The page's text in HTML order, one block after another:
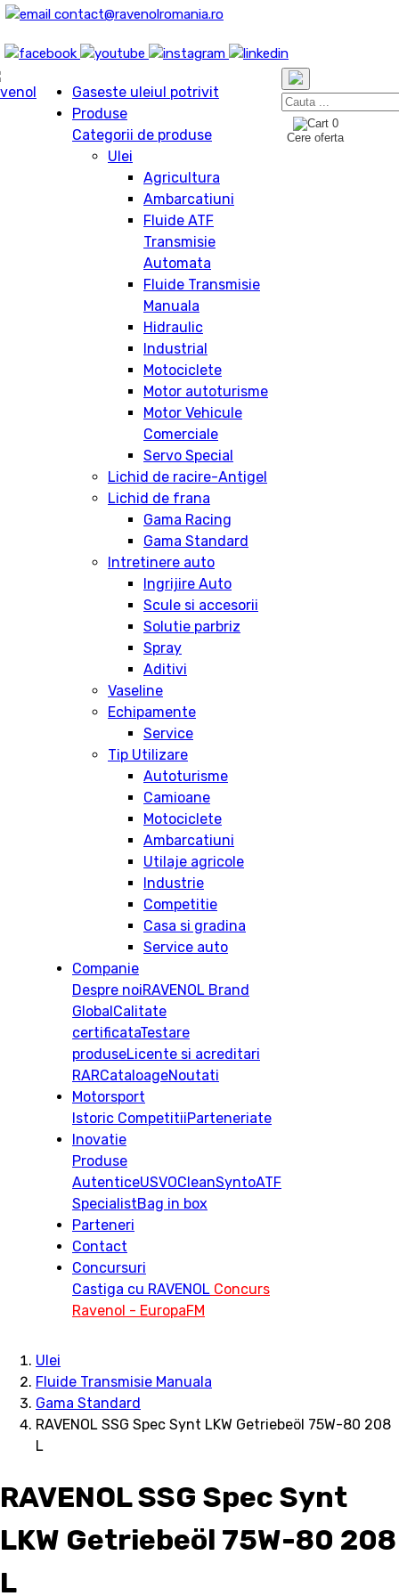
contact@ravenolromania.ro
Gaseste uleiul potrivit
Produse
Categorii de produse
Ulei
Agricultura
Ambarcatiuni
Fluide ATF
Transmisie
Automata
Fluide Transmisie
Manuala
Hidraulic
Industrial
Motociclete
Motor autoturisme
Motor Vehicule
Comerciale
Servo Special
Lichid de racire-Antigel
Lichid de frana
Gama Racing
Gama Standard
Intretinere auto
Ingrijire Auto
Scule si accesorii
Solutie parbriz
Spray
Aditivi
Vaseline
Echipamente
Service
Tip Utilizare
Autoturisme
Camioane
Motociclete
Ambarcatiuni
Utilaje agricole
Industrie
Competitie
Casa si gradina
Service auto
Companie
Despre noiRAVENOL Brand
GlobalCalitate
certificataTestare
produseLicente si acreditari
RARCataloageNoutati
Motorsport
Istoric CompetitiiParteneriate
Inovatie
Produse
AutenticeUSVOCleanSyntoATF
SpecialistBag in box
Parteneri
Contact
Concursuri
Castiga cu RAVENOL Concurs
Ravenol - EuropaFM
0
Cere oferta
Ulei
Fluide Transmisie Manuala
Gama Standard
RAVENOL SSG Spec Synt LKW Getriebeöl 75W-80 208
L
RAVENOL SSG Spec Synt
LKW Getriebeöl 75W-80 208
L